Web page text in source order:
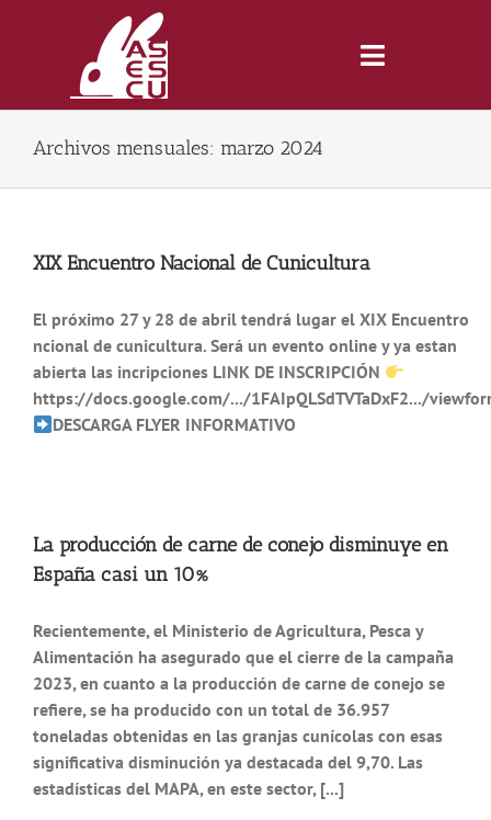
Toggle
Inicio
Lonjas
Hazte Socio
Contactar
WooCommerce My Account
Archivos mensuales: marzo 2024
XIX Encuentro Nacional de Cunicultura
El próximo 27 y 28 de abril tendrá lugar el XIX Encuentro
ncional de cunicultura. Será un evento online y ya estan
abierta las incripciones LINK DE INSCRIPCIÓN
https://docs.google.com/.../1FAIpQLSdTVTaDxF2.../
DESCARGA FLYER INFORMATIVO
La producción de carne de conejo disminuye en
España casi un 10%
Recientemente, el Ministerio de Agricultura, Pesca y
Alimentación ha asegurado que el cierre de la campaña
2023, en cuanto a la producción de carne de conejo se
refiere, se ha producido con un total de 36.957
toneladas obtenidas en las granjas cunícolas con esas
significativa disminución ya destacada del 9,70. Las
estadísticas del MAPA, en este sector, [...]